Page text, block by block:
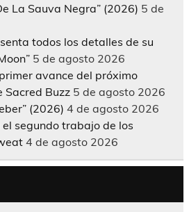
La Sauva Negra” (2026) 5 de
todos los detalles de su
5 de agosto 2026
avance del próximo
Sacred Buzz 5 de agosto 2026
(2026) 4 de agosto 2026
el segundo trabajo de los
4 de agosto 2026